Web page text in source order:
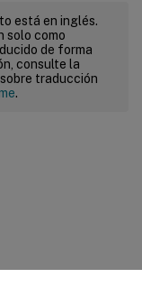
está en inglés.
solo como
de forma
consulte la
traducción
.